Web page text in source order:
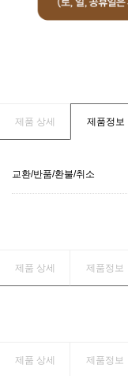
제품 상세 제품정보
교환/반품/환불/취소
제품 상세 제품정보
제품 상세 제품정보